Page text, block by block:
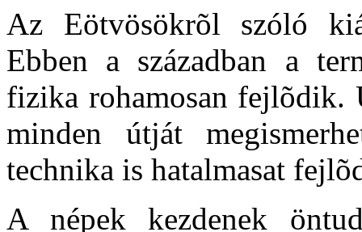
Az Eötvösökrõl szóló
Ebben a században a
fizika rohamosan fejlõdik.
minden útját
technika is hatalmasat
A népek kezdenek